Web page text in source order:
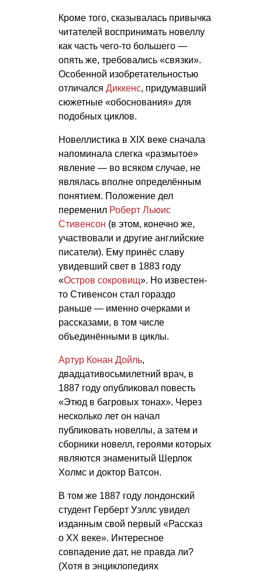
Кроме того, сказывалась привычка
читателей воспринимать новеллу
как часть чего-то большего —
опять же, требовались «связки».
Особенной изобретательностью
отличался Диккенс, придумавший
сюжетные «обоснования» для
подобных циклов.
Новеллистика в ХІХ веке сначала
напоминала слегка «размытое»
явление — во всяком случае, не
являлась вполне определённым
понятием. Положение дел
переменил Роберт Льюис
Стивенсон (в этом, конечно же,
участвовали и другие английские
писатели). Ему принёс славу
увидевший свет в 1883 году
«Остров сокровищ». Но известен-
то Стивенсон стал гораздо
раньше — именно очерками и
рассказами, в том числе
объединёнными в циклы.
Артур Конан Дойль,
двадцативосьмилетний врач, в
1887 году опубликовал повесть
«Этюд в багровых тонах». Через
несколько лет он начал
публиковать новеллы, а затем и
сборники новелл, героями которых
являются знаменитый Шерлок
Холмс и доктор Ватсон.
В том же 1887 году лондонский
студент Герберт Уэллс увидел
изданным свой первый «Рассказ
о ХХ веке». Интересное
совпадение дат, не правда ли?
(Хотя в энциклопедиях